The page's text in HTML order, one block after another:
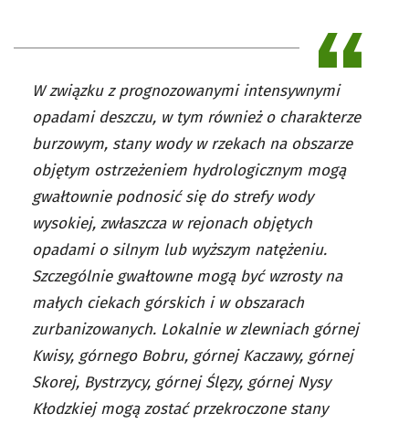
W związku z prognozowanymi intensywnymi
opadami deszczu, w tym również o charakterze
burzowym, stany wody w rzekach na obszarze
objętym ostrzeżeniem hydrologicznym mogą
gwałtownie podnosić się do strefy wody
wysokiej, zwłaszcza w rejonach objętych
opadami o silnym lub wyższym natężeniu.
Szczególnie gwałtowne mogą być wzrosty na
małych ciekach górskich i w obszarach
zurbanizowanych. Lokalnie w zlewniach górnej
Kwisy, górnego Bobru, górnej Kaczawy, górnej
Skorej, Bystrzycy, górnej Ślęzy, górnej Nysy
Kłodzkiej mogą zostać przekroczone stany